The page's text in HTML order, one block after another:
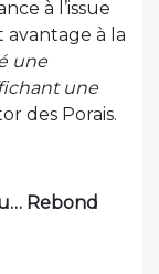
à l’issue
à la
une
une
des Porais.
Rebond